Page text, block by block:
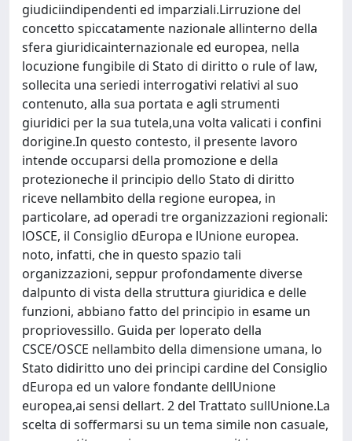
giudiciindipendenti ed imparziali.Lirruzione del
concetto spiccatamente nazionale allinterno della
sfera giuridicainternazionale ed europea, nella
locuzione fungibile di Stato di diritto o rule of law,
sollecita una seriedi interrogativi relativi al suo
contenuto, alla sua portata e agli strumenti
giuridici per la sua tutela,una volta valicati i confini
dorigine.In questo contesto, il presente lavoro
intende occuparsi della promozione e della
protezioneche il principio dello Stato di diritto
riceve nellambito della regione europea, in
particolare, ad operadi tre organizzazioni regionali:
lOSCE, il Consiglio dEuropa e lUnione europea.
noto, infatti, che in questo spazio tali
organizzazioni, seppur profondamente diverse
dalpunto di vista della struttura giuridica e delle
funzioni, abbiano fatto del principio in esame un
propriovessillo. Guida per loperato della
CSCE/OSCE nellambito della dimensione umana, lo
Stato didiritto uno dei principi cardine del Consiglio
dEuropa ed un valore fondante dellUnione
europea,ai sensi dellart. 2 del Trattato sullUnione.La
scelta di soffermarsi su un tema simile non casuale,